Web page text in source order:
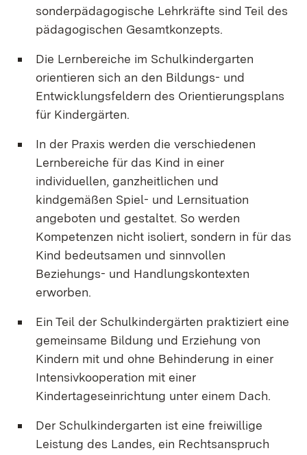
sonderpädagogische Lehrkräfte sind Teil des
pädagogischen Gesamtkonzepts.
Die Lernbereiche im Schulkindergarten
orientieren sich an den Bildungs- und
Entwicklungsfeldern des Orientierungsplans
für Kindergärten.
In der Praxis werden die verschiedenen
Lernbereiche für das Kind in einer
individuellen, ganzheitlichen und
kindgemäßen Spiel- und Lernsituation
angeboten und gestaltet. So werden
Kompetenzen nicht isoliert, sondern in für das
Kind bedeutsamen und sinnvollen
Beziehungs- und Handlungskontexten
erworben.
Ein Teil der Schulkindergärten praktiziert eine
gemeinsame Bildung und Erziehung von
Kindern mit und ohne Behinderung in einer
Intensivkooperation mit einer
Kindertageseinrichtung unter einem Dach.
Der Schulkindergarten ist eine freiwillige
Leistung des Landes, ein Rechtsanspruch